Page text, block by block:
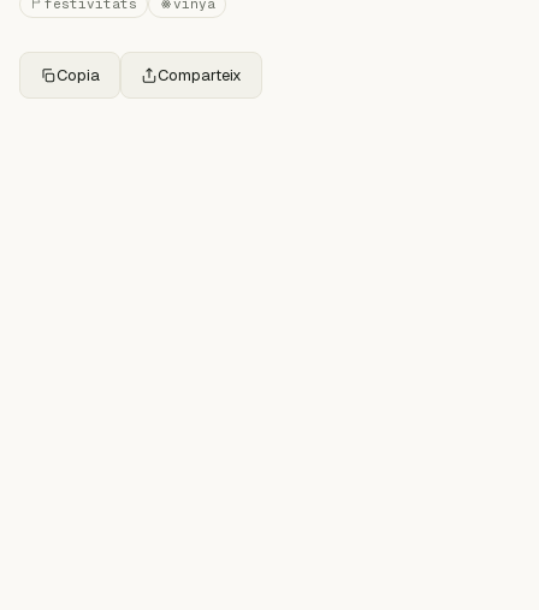
festivitats vinya
Copia Comparteix